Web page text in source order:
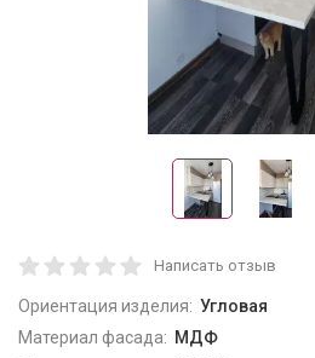
Написать отзыв
Ориентация изделия: Угловая
Материал фасада: МДФ